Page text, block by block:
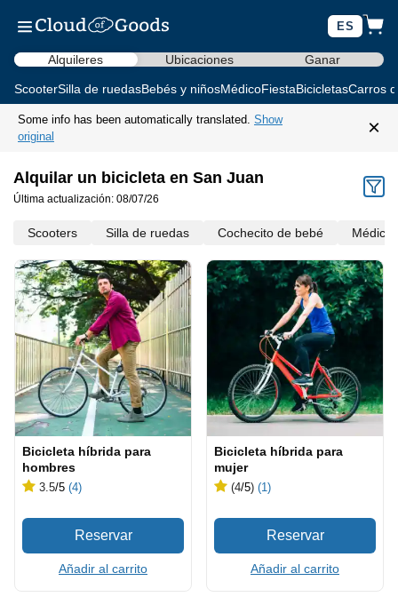
ES
Alquileres Ubicaciones Ganar
ScooterSilla de ruedasBebés y niñosMédicoFiestaBicicletasCarros
Some info has been automatically translated. Show
original
×
Alquilar un bicicleta en San Juan
Última actualización: 08/07/26
Scooters Silla de ruedas Cochecito de bebé Médico
Bicicleta híbrida para
hombres
3.5/5 (4)
Añadir al carrito
Bicicleta híbrida para
mujer
(4/5) (1)
Añadir al carrito